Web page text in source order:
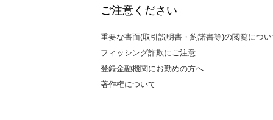
ご注意ください
重要な書面(取引説明書・約諾書等)の閲覧につ
フィッシング詐欺にご注意
登録金融機関にお勤めの方へ
著作権について